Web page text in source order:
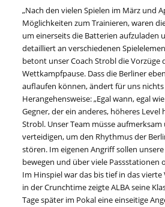
„Nach den vielen Spielen im März und
Möglichkeiten zum Trainieren, waren
um einerseits die Batterien aufzuladen
detailliert an verschiedenen
betont unser Coach Strobl die Vorzüge
Wettkampfpause. Dass die Berliner
auflaufen können, ändert für uns
Herangehensweise: „Egal wann, egal
Gegner, der ein anderes, höheres Level
Strobl. Unser Team müsse aufmerksam
verteidigen, um den Rhythmus der
stören. Im eigenen Angriff sollen
bewegen und über viele Passstationen
Im Hinspiel war das bis tief in das
in der Crunchtime zeigte ALBA seine
Tage später im Pokal eine einseitige